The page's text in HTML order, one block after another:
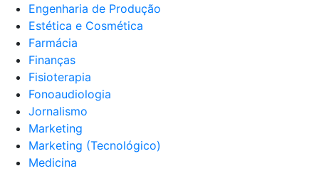
Engenharia de Produção
Estética e Cosmética
Farmácia
Finanças
Fisioterapia
Fonoaudiologia
Jornalismo
Marketing
Marketing (Tecnológico)
Medicina